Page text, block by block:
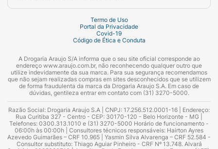
por via intramuscular ou subcutânea
profunda, respeitando a dose padrão de 0,5
mL segundo o seguinte esquema:
vacinadas antes contra gripe): 2 doses (0,5
mL cada) com intervalo mínimo de 1 mês;
Crianças de 6 meses a 8 anos (já vacinadas
em anos anteriores): 1 dose única (0,5 mL);
Indivíduos a partir de 9 anos: 1 dose única
(0,5 mL).
Termo de Uso
Portal da Privacidade
Covid-19
Código de Ética e Conduta
A Drogaria Araujo S/A informa que o seu site oficial corresponde ao
endereço www.araujo.com.br, não reconhecendo qualquer outro que
utilize indevidamente da sua marca. Para sua segurança recomendamos
que não sejam realizadas compras em sites desconhecidos que se utilizem
de forma fraudulenta da marca da Drogaria Araujo S.A. Em caso de
dúvidas, gentileza entrar em contato com (31) 3270-5000.
Razão Social: Drogaria Araujo S.A | CNPJ: 17.256.512.0001-16 | Endereço:
Rua Curitiba 327 - Centro - CEP: 30170-120 - Belo Horizonte - MG |
Telefones: 0300.313.1010 e (31) 3270-5000 Horário de funcionamento -
06:00h às 00:00h | Consultores técnicos responsáveis: Hairton Ayres
Azevedo Guimarães – CRF 10.965 | Yasmin Silva Alvarenga – CRF 52.584 -
Consultor substituto: Thiago Aguiar Pinheiro - CRF Nº 13.748. Alvará